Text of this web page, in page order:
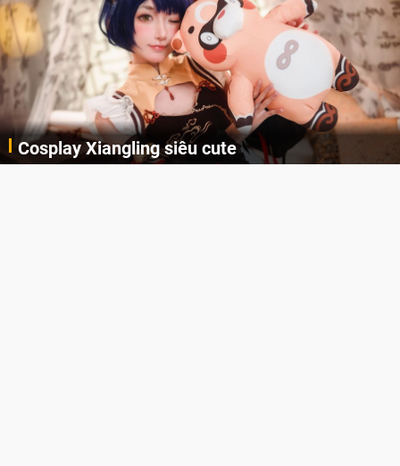
Lala Croft vừa nóng vừa xinh dưới nét vẽ của
AI